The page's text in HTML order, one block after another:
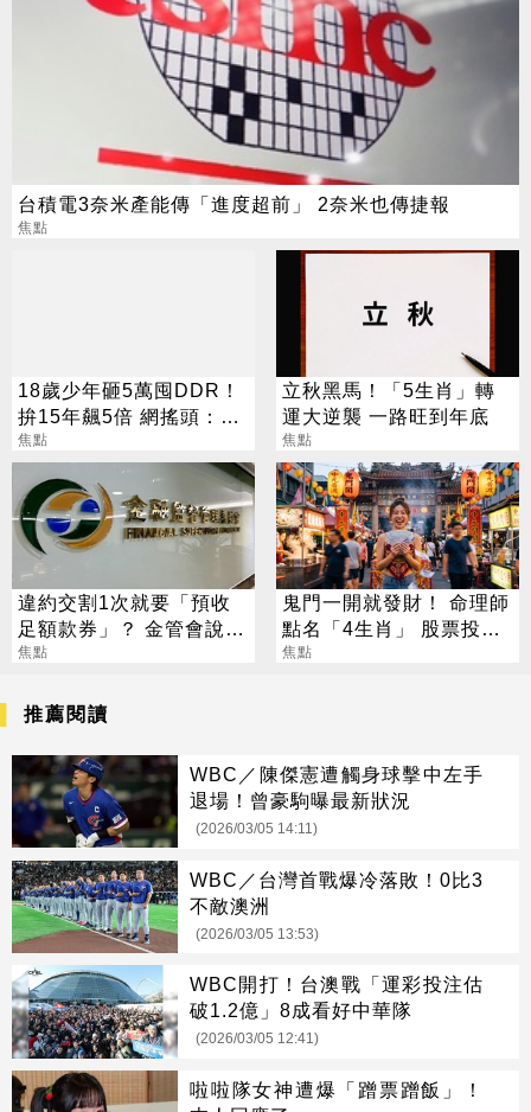
台積電3奈米產能傳「進度超前」 2奈米也傳捷報
焦點
18歲少年砸5萬囤DDR！
拚15年飆5倍 網搖頭：會
報廢
焦點
立秋黑馬！「5生肖」轉
運大逆襲 一路旺到年底
焦點
違約交割1次就要「預收
足額款券」？ 金管會說話
了
焦點
鬼門一開就發財！ 命理師
點名「4生肖」 股票投資
大翻身
焦點
推薦閱讀
WBC／陳傑憲遭觸身球擊中左手
退場！曾豪駒曝最新狀況
(2026/03/05 14:11)
WBC／台灣首戰爆冷落敗！0比3
不敵澳洲
(2026/03/05 13:53)
WBC開打！台澳戰「運彩投注估
破1.2億」8成看好中華隊
(2026/03/05 12:41)
啦啦隊女神遭爆「蹭票蹭飯」！